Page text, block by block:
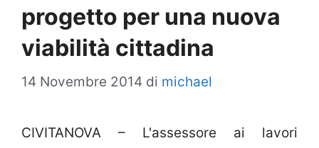
progetto per una nuova
viabilità cittadina
14 Novembre 2014 di michael
CIVITANOVA – L'assessore ai lavori